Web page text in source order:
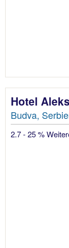
Hotel
Budva,
2.7 - 25 %